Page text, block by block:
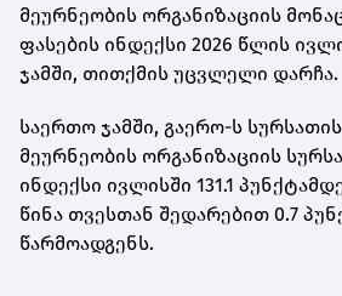
მეურნეობის ორგანიზაციის
ფასების ინდექსი 2026 წლის
ჯამში, თითქმის უცვლელი დარჩა.
საერთო ჯამში, გაერო-ს
მეურნეობის ორგანიზაციის
ინდექსი ივლისში 131.1
წინა თვესთან შედარებით 0.7
წარმოადგენს.